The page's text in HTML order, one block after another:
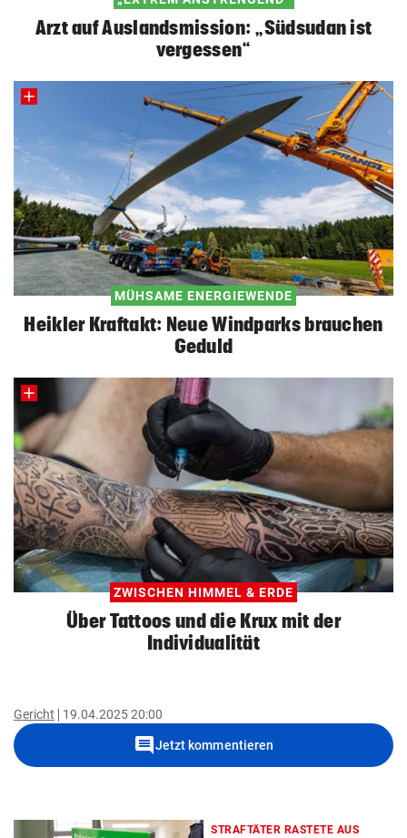
Arzt auf Auslandsmission: „Südsudan ist
vergessen“
MÜHSAME ENERGIEWENDE
Heikler Kraftakt: Neue Windparks brauchen
Geduld
ZWISCHEN HIMMEL & ERDE
Über Tattoos und die Krux mit der
Individualität
Gericht 19.04.2025 20:00
commentJetzt kommentieren
STRAFTÄTER RASTETE AUS